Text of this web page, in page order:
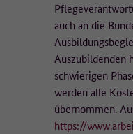
auch an die
Auszubildenden
schwierigen
werden alle
übernommen.
https://